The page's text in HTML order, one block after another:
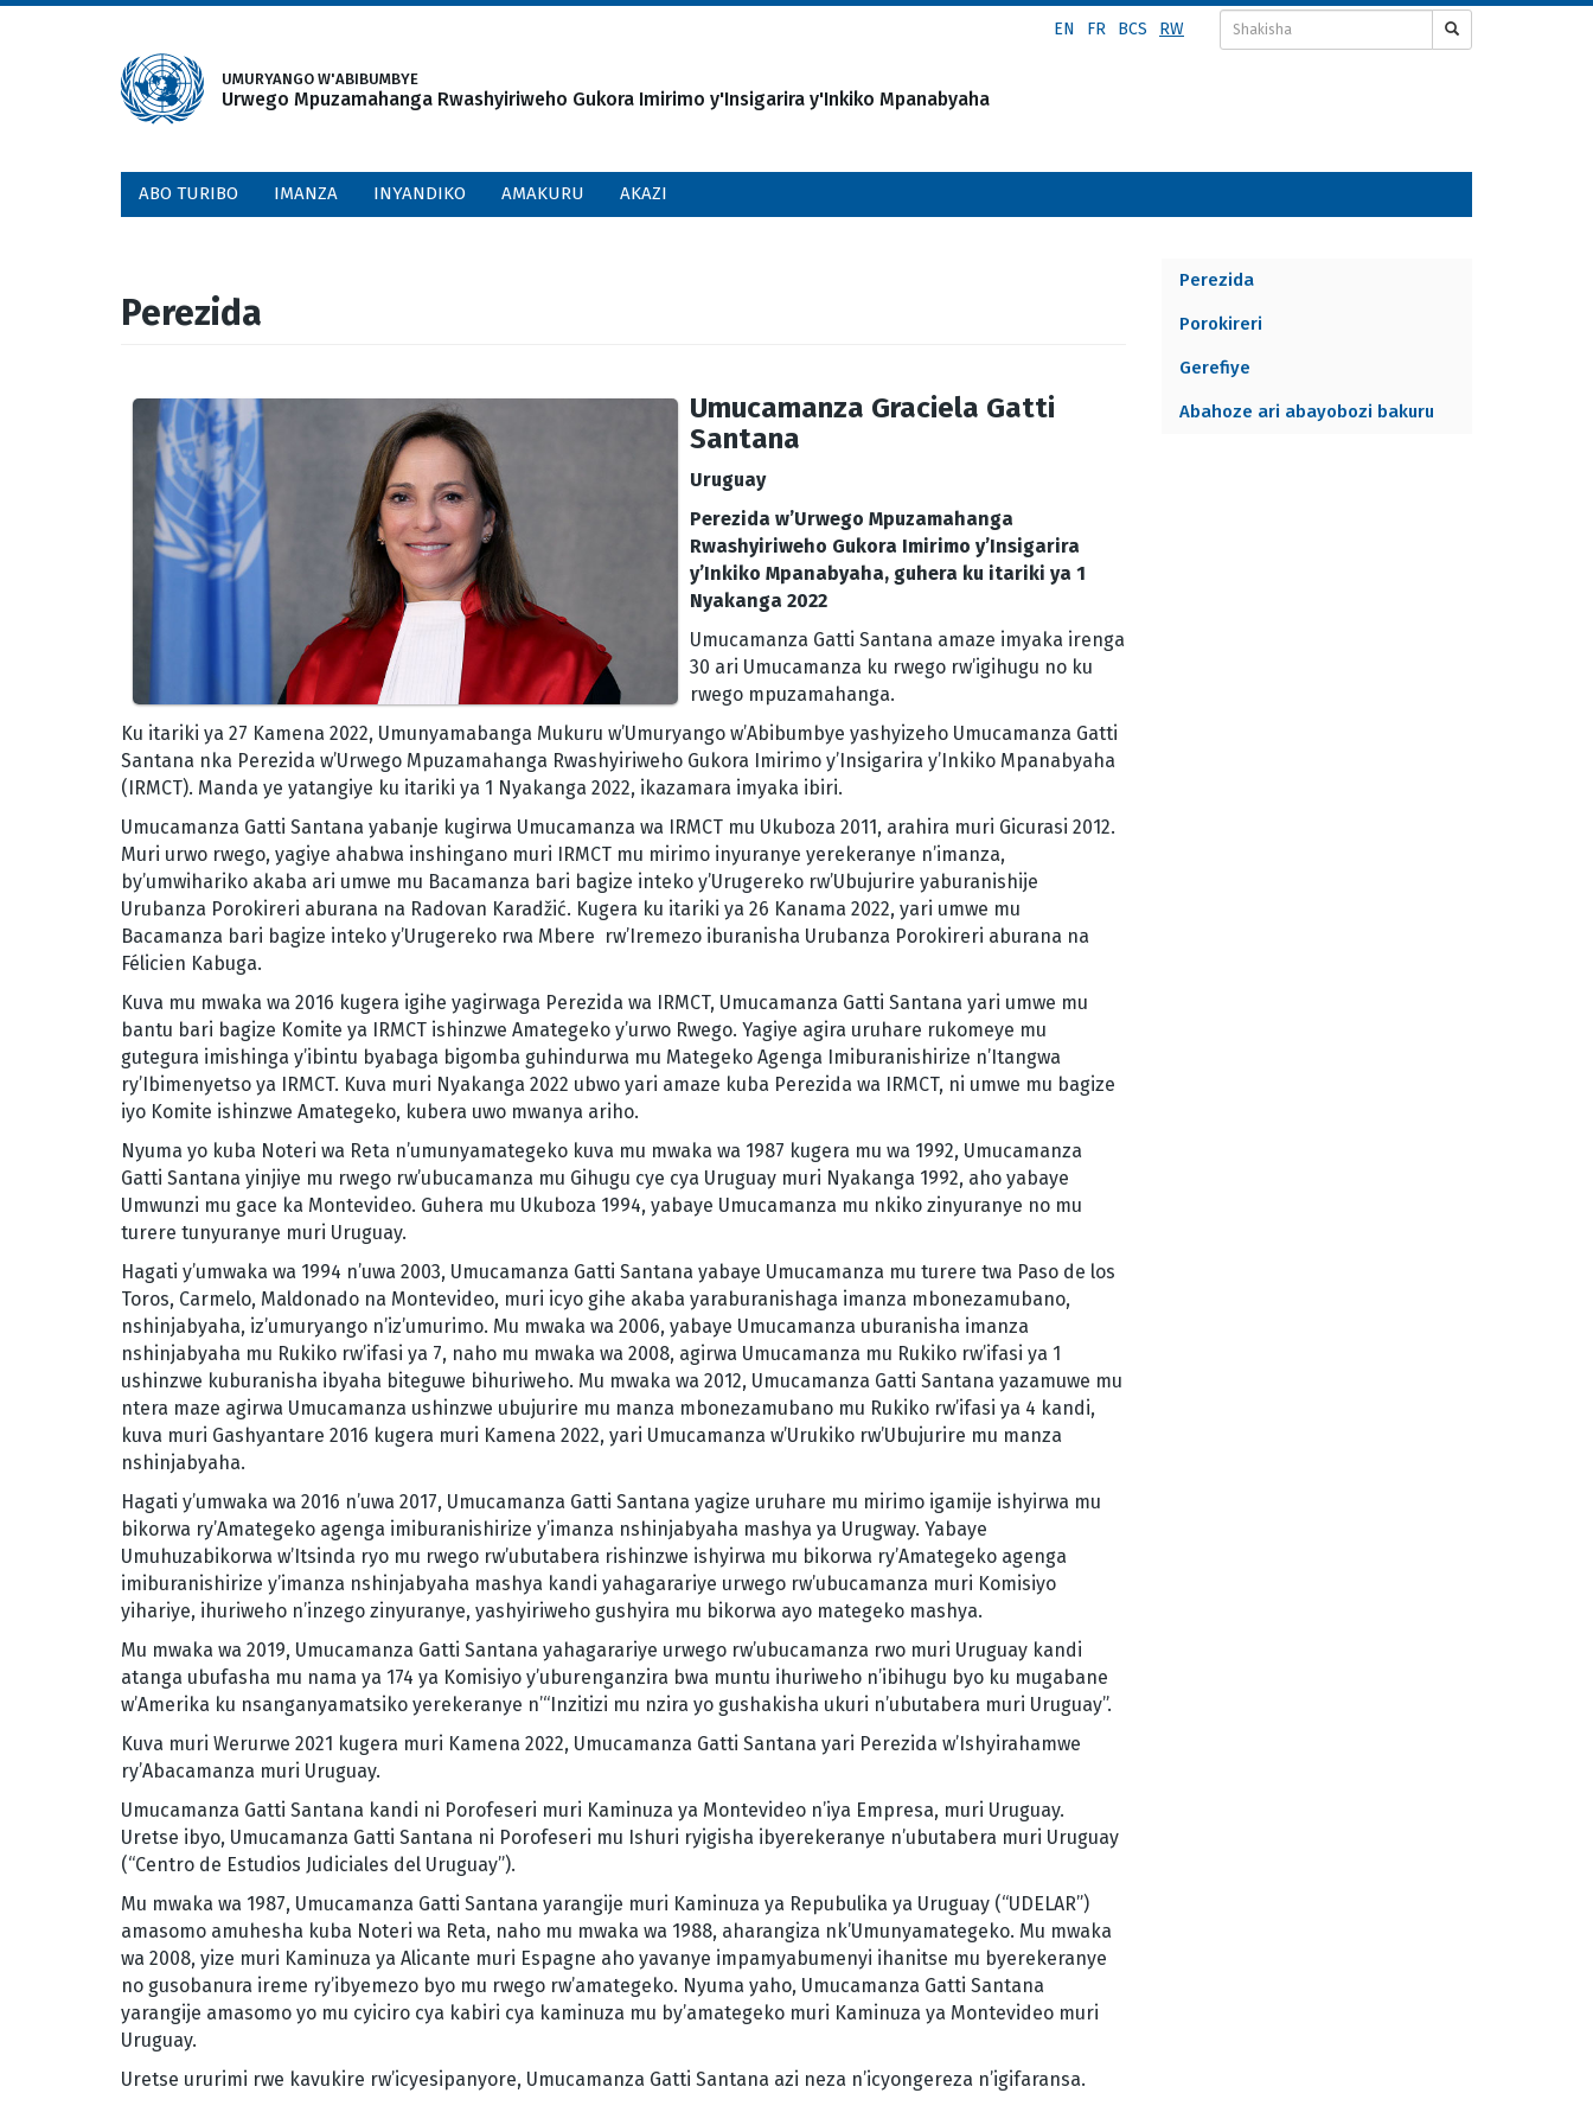
EN FR BCS RW
UMURYANGO W'ABIBUMBYE
Urwego Mpuzamahanga Rwashyiriweho Gukora Imirimo y'Insigarira y'Inkiko Mpanabyaha
ABO TURIBO IMANZA INYANDIKO AMAKURU AKAZI
Perezida
Umucamanza Graciela Gatti
Santana
Uruguay
Perezida w’Urwego Mpuzamahanga
Rwashyiriweho Gukora Imirimo y’Insigarira
y’Inkiko Mpanabyaha, guhera ku itariki ya 1
Nyakanga 2022
Umucamanza Gatti Santana amaze imyaka irenga
30 ari Umucamanza ku rwego rw’igihugu no ku
rwego mpuzamahanga.
Ku itariki ya 27 Kamena 2022, Umunyamabanga Mukuru w’Umuryango w’Abibumbye yashyizeho Umucamanza Gatti
Santana nka Perezida w’Urwego Mpuzamahanga Rwashyiriweho Gukora Imirimo y’Insigarira y’Inkiko Mpanabyaha
(IRMCT). Manda ye yatangiye ku itariki ya 1 Nyakanga 2022, ikazamara imyaka ibiri.
Umucamanza Gatti Santana yabanje kugirwa Umucamanza wa IRMCT mu Ukuboza 2011, arahira muri Gicurasi 2012.
Muri urwo rwego, yagiye ahabwa inshingano muri IRMCT mu mirimo inyuranye yerekeranye n’imanza,
by’umwihariko akaba ari umwe mu Bacamanza bari bagize inteko y’Urugereko rw’Ubujurire yaburanishije
Urubanza Porokireri aburana na Radovan Karadžić. Kugera ku itariki ya 26 Kanama 2022, yari umwe mu
Bacamanza bari bagize inteko y’Urugereko rwa Mbere rw’Iremezo iburanisha Urubanza Porokireri aburana na
Félicien Kabuga.
Kuva mu mwaka wa 2016 kugera igihe yagirwaga Perezida wa IRMCT, Umucamanza Gatti Santana yari umwe mu
bantu bari bagize Komite ya IRMCT ishinzwe Amategeko y’urwo Rwego. Yagiye agira uruhare rukomeye mu
gutegura imishinga y’ibintu byabaga bigomba guhindurwa mu Mategeko Agenga Imiburanishirize n’Itangwa
ry’Ibimenyetso ya IRMCT. Kuva muri Nyakanga 2022 ubwo yari amaze kuba Perezida wa IRMCT, ni umwe mu bagize
iyo Komite ishinzwe Amategeko, kubera uwo mwanya ariho.
Nyuma yo kuba Noteri wa Reta n’umunyamategeko kuva mu mwaka wa 1987 kugera mu wa 1992, Umucamanza
Gatti Santana yinjiye mu rwego rw’ubucamanza mu Gihugu cye cya Uruguay muri Nyakanga 1992, aho yabaye
Umwunzi mu gace ka Montevideo. Guhera mu Ukuboza 1994, yabaye Umucamanza mu nkiko zinyuranye no mu
turere tunyuranye muri Uruguay.
Hagati y’umwaka wa 1994 n’uwa 2003, Umucamanza Gatti Santana yabaye Umucamanza mu turere twa Paso de los
Toros, Carmelo, Maldonado na Montevideo, muri icyo gihe akaba yaraburanishaga imanza mbonezamubano,
nshinjabyaha, iz’umuryango n’iz’umurimo. Mu mwaka wa 2006, yabaye Umucamanza uburanisha imanza
nshinjabyaha mu Rukiko rw’ifasi ya 7, naho mu mwaka wa 2008, agirwa Umucamanza mu Rukiko rw’ifasi ya 1
ushinzwe kuburanisha ibyaha biteguwe bihuriweho. Mu mwaka wa 2012, Umucamanza Gatti Santana yazamuwe mu
ntera maze agirwa Umucamanza ushinzwe ubujurire mu manza mbonezamubano mu Rukiko rw’ifasi ya 4 kandi,
kuva muri Gashyantare 2016 kugera muri Kamena 2022, yari Umucamanza w’Urukiko rw’Ubujurire mu manza
nshinjabyaha.
Hagati y’umwaka wa 2016 n’uwa 2017, Umucamanza Gatti Santana yagize uruhare mu mirimo igamije ishyirwa mu
bikorwa ry’Amategeko agenga imiburanishirize y’imanza nshinjabyaha mashya ya Urugway. Yabaye
Umuhuzabikorwa w’Itsinda ryo mu rwego rw’ubutabera rishinzwe ishyirwa mu bikorwa ry’Amategeko agenga
imiburanishirize y’imanza nshinjabyaha mashya kandi yahagarariye urwego rw’ubucamanza muri Komisiyo
yihariye, ihuriweho n’inzego zinyuranye, yashyiriweho gushyira mu bikorwa ayo mategeko mashya.
Mu mwaka wa 2019, Umucamanza Gatti Santana yahagarariye urwego rw’ubucamanza rwo muri Uruguay kandi
atanga ubufasha mu nama ya 174 ya Komisiyo y’uburenganzira bwa muntu ihuriweho n’ibihugu byo ku mugabane
w’Amerika ku nsanganyamatsiko yerekeranye n’“Inzitizi mu nzira yo gushakisha ukuri n’ubutabera muri Uruguay”.
Kuva muri Werurwe 2021 kugera muri Kamena 2022, Umucamanza Gatti Santana yari Perezida w’Ishyirahamwe
ry’Abacamanza muri Uruguay.
Umucamanza Gatti Santana kandi ni Porofeseri muri Kaminuza ya Montevideo n’iya Empresa, muri Uruguay.
Uretse ibyo, Umucamanza Gatti Santana ni Porofeseri mu Ishuri ryigisha ibyerekeranye n’ubutabera muri Uruguay
(“Centro de Estudios Judiciales del Uruguay”).
Mu mwaka wa 1987, Umucamanza Gatti Santana yarangije muri Kaminuza ya Repubulika ya Uruguay (“UDELAR”)
amasomo amuhesha kuba Noteri wa Reta, naho mu mwaka wa 1988, aharangiza nk’Umunyamategeko. Mu mwaka
wa 2008, yize muri Kaminuza ya Alicante muri Espagne aho yavanye impamyabumenyi ihanitse mu byerekeranye
no gusobanura ireme ry’ibyemezo byo mu rwego rw’amategeko. Nyuma yaho, Umucamanza Gatti Santana
yarangije amasomo yo mu cyiciro cya kabiri cya kaminuza mu by’amategeko muri Kaminuza ya Montevideo muri
Uruguay.
Uretse ururimi rwe kavukire rw’icyesipanyore, Umucamanza Gatti Santana azi neza n’icyongereza n’igifaransa.
PRINCIPALS
MENU
Perezida
Porokireri
Gerefiye
Abahoze ari abayobozi bakuru